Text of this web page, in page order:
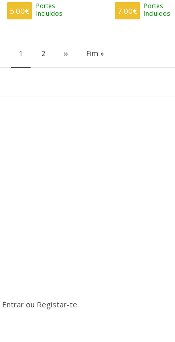
5.00€
Portes
Incluídos
7.00€
Portes
Incluídos
Página
1 Page
2 Próxima
›› Última
Fim »
Entrar ou Registar-te.